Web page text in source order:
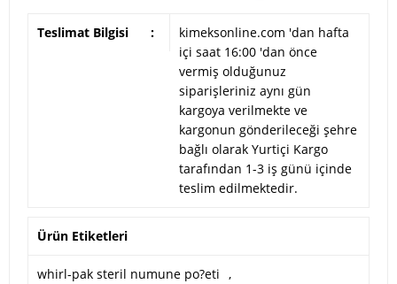
Teslimat Bilgisi :
kimeksonline.com 'dan hafta
içi saat 16:00 'dan önce
vermiş olduğunuz
siparişleriniz aynı gün
kargoya verilmekte ve
kargonun gönderileceği şehre
bağlı olarak Yurtiçi Kargo
tarafından 1-3 iş günü içinde
teslim edilmektedir.
Ürün Etiketleri
whirl-pak steril numune po?eti ,